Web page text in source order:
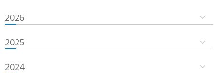
2026
2025
2024